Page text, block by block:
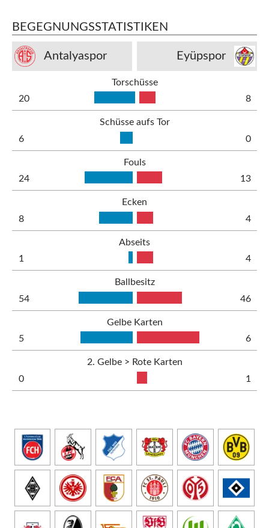
BEGEGNUNGSSTATISTIKEN
Antalyaspor Eyüpspor
Torschüsse
20
8
Schüsse aufs Tor
6
0
Fouls
24
13
Ecken
8
4
Abseits
1
4
Ballbesitz
54
46
Gelbe Karten
5
6
2. Gelbe > Rote Karten
0
1